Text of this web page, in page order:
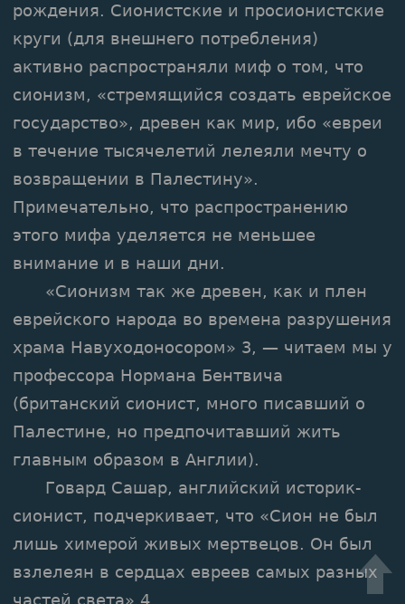
рождения. Сионистские и просионистские
круги (для внешнего потребления)
активно распространяли миф о том, что
сионизм, «стремящийся создать еврейское
государство», древен как мир, ибо «евреи
в течение тысячелетий лелеяли мечту о
возвращении в Палестину».
Примечательно, что распространению
этого мифа уделяется не меньшее
внимание и в наши дни.
«Сионизм так же древен, как и плен
еврейского народа во времена разрушения
храма Навуходоносором» 3, — читаем мы у
профессора Нормана Бентвича
(британский сионист, много писавший о
Палестине, но предпочитавший жить
главным образом в Англии).
Говард Сашар, английский историк-
сионист, подчеркивает, что «Сион не был
лишь химерой живых мертвецов. Он был
взлелеян в сердцах евреев самых разных
частей света» 4.